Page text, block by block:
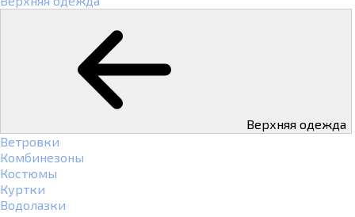
Верхняя одежда
Ветровки
Комбинезоны
Костюмы
Куртки
Водолазки